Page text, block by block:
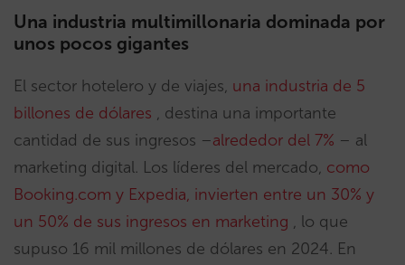
Una industria multimillonaria dominada por
unos pocos gigantes
El sector hotelero y de viajes, una industria de 5
billones de dólares , destina una importante
cantidad de sus ingresos –alrededor del 7% – al
marketing digital. Los líderes del mercado, como
Booking.com y Expedia, invierten entre un 30% y
un 50% de sus ingresos en marketing , lo que
supuso 16 mil millones de dólares en 2024. En